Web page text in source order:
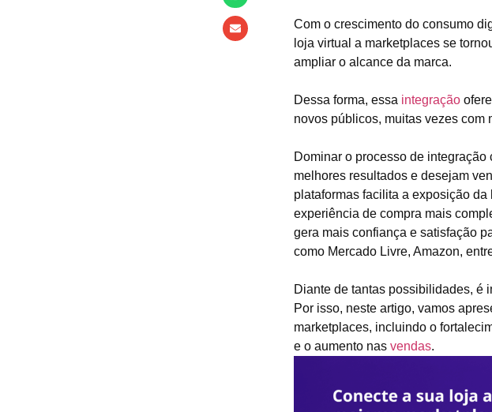
Com o crescimento do consumo
loja virtual a marketplaces se
ampliar o alcance da marca.
Dessa forma, essa integração
novos públicos, muitas vezes com
Dominar o processo de
melhores resultados e desejam
plataformas facilita a exposição
experiência de compra mais
gera mais confiança e satisfação
como Mercado Livre, Amazon,
Diante de tantas possibilidades, é
Por isso, neste artigo, vamos
marketplaces, incluindo o
e o aumento nas vendas.